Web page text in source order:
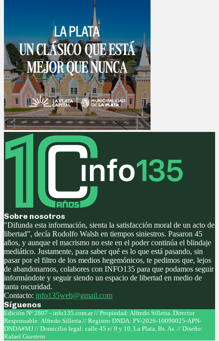
Sobre nosotros
"Difunda esta información, sienta la satisfacción moral de un acto de
libertad”, decía Rodolfo Walsh en tiempos siniestros. Pasaron 45
años, y aunque el macrismo no este en el poder continúa el blindaje
mediático. Justamente, para saber qué es lo que está pasando, sin
pasar por el filtro de los medios hegemónicos, te pedimos que, lejos
de abandonarnos, colabores con INFO135 para que podamos seguir
informándote y seguir siendo un espacio de libertad en medio de
tanta oscuridad.
Contacto: info135web@gmail.com
Síguenos
Facebook
Twitter
Instagram
Youtube
Edición Nº 2807 - info135.com.ar // Propiedad: Alfredo Silletta. Director
Responsable: Alfredo Silletta // Registro DNDA: PV-2026-10090025-APN-
DNDA#MJ // Domicilio legal: calle 45 e/ 9 y 10, La Plata, Bs. As. // Diseño:
Rafael Guerrero